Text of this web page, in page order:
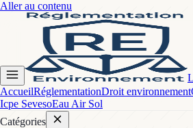
Aller au contenu
AccueilRéglementationDroit environnement
Icpe SevesoEau Air Sol
Catégories